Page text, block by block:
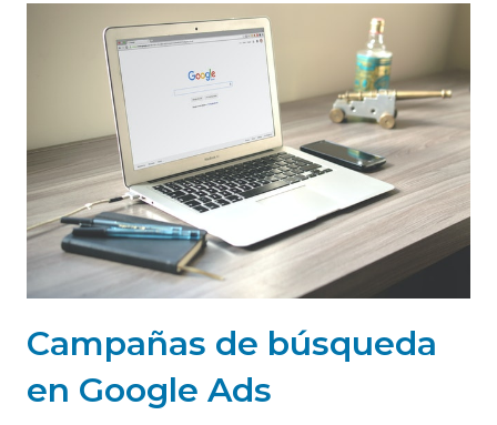
Campañas de búsqueda
en Google Ads